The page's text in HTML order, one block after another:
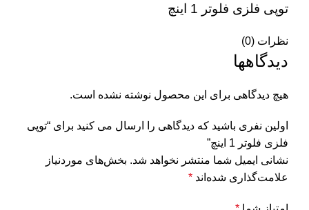
توپی فلزی فلوتر 1 اینچ
نظرات (0)
دیدگاهها
هیچ دیدگاهی برای این محصول نوشته نشده است.
اولین نفری باشید که دیدگاهی را ارسال می کنید برای “توپی
فلزی فلوتر 1 اینچ”
نشانی ایمیل شما منتشر نخواهد شد. بخش‌های موردنیاز
علامت‌گذاری شده‌اند *